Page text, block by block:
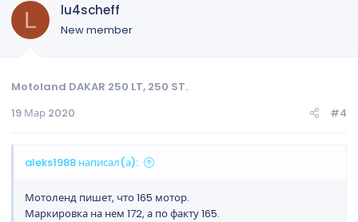
L lu4scheff
New member
Motoland DAKAR 250 LT, 250 ST.
19 Мар 2020
#4
aleks1988 написал(а):
Мотоленд пишет, что 165 мотор.
Маркировка на нем 172, а по факту 165.